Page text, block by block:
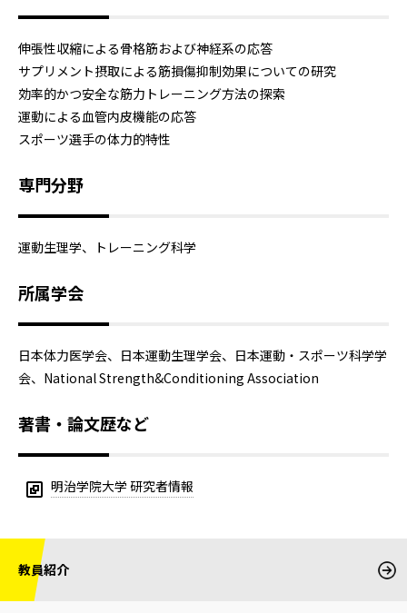
伸張性収縮による骨格筋および神経系の応答
サプリメント摂取による筋損傷抑制効果についての研究
効率的かつ安全な筋力トレーニング方法の探索
運動による血管内皮機能の応答
スポーツ選手の体力的特性
専門分野
運動生理学、トレーニング科学
所属学会
日本体力医学会、日本運動生理学会、日本運動・スポーツ科学学
会、National Strength&Conditioning Association
著書・論文歴など
明治学院大学 研究者情報
教員紹介